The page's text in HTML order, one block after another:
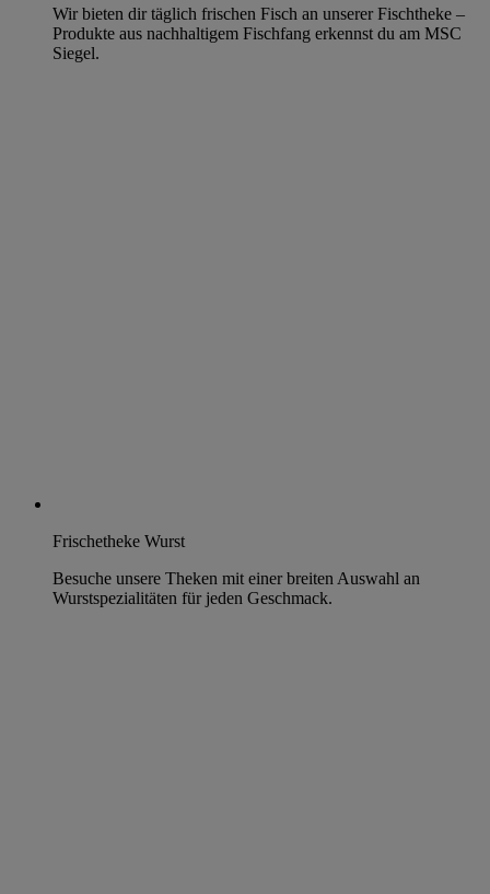
Wir bieten dir täglich frischen Fisch an unserer Fischtheke –
Produkte aus nachhaltigem Fischfang erkennst du am MSC
Siegel.
Frischetheke Wurst
Besuche unsere Theken mit einer breiten Auswahl an
Wurstspezialitäten für jeden Geschmack.